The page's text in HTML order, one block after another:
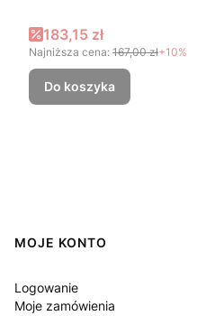
Cena promocyjna
183,15 zł
Najniższa cena: 167,00 zł+10%
Do koszyka
Linki w stopce
MOJE KONTO
Logowanie
Moje zamówienia